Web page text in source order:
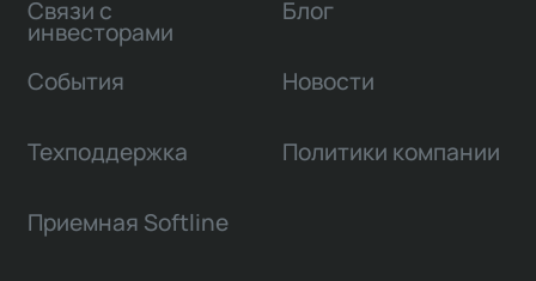
Связи с
инвесторами
Блог
События Новости
Техподдержка Политики компании
Приемная Softline